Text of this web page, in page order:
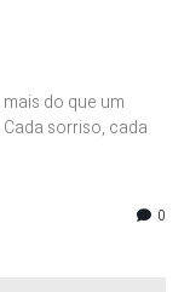
do que um
sorriso, cada
0